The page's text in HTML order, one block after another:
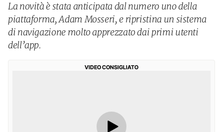
La novità è stata anticipata dal numero uno della
piattaforma, Adam Mosseri, e ripristina un sistema
di navigazione molto apprezzato dai primi utenti
dell’app.
VIDEO CONSIGLIATO